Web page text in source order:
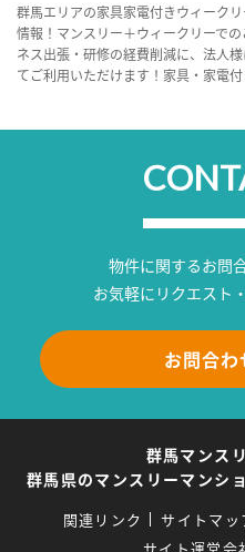
群馬エリアの家具家電付きウィーク
情報！マンスリー＋ウィークリーで
ネス出張・研修の経費削減に、法人
てご利用いただけます！家具・家電付
物件に関するお問
お気軽にリクエスト
お問合わ
群馬マンス
群馬県のマンスリーマンシ
関連リンク サイトマッ